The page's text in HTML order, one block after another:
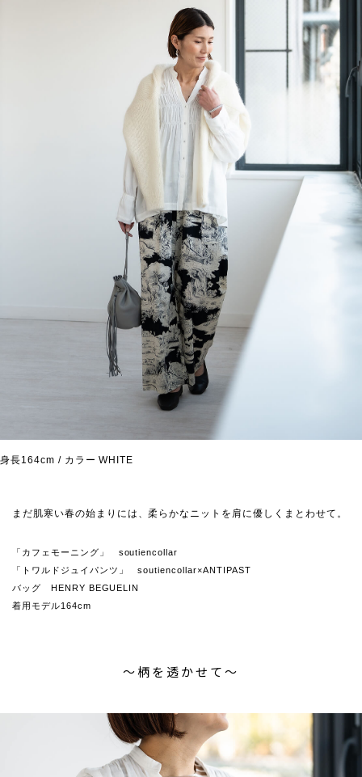
身長164cm / カラー WHITE
まだ肌寒い春の始まりには、柔らかなニットを肩に優しくまとわせて。
「カフェモーニング」 soutiencollar
「トワルドジュイパンツ」 soutiencollar×ANTIPAST
バッグ HENRY BEGUELIN
着用モデル164cm
〜柄を透かせて〜